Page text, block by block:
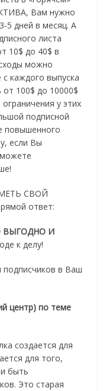
Вам нужно
5 дней в месяц. А
листа
10$ до 40$ в
можно
каждого выпуска
100$ до 10000$
у этих
подписной
повышенного
если Вы
СВОЙ
ответ:
ВЫГОДНО И
к делу!
в Ваш
центр) по теме
создается для
для того,
быть
Это старая